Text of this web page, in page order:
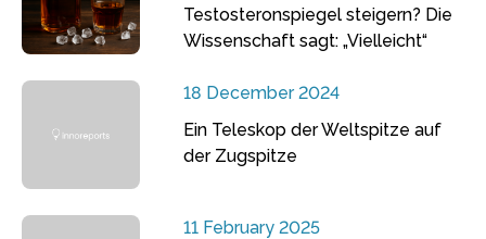
Testosteronspiegel steigern? Die
Wissenschaft sagt: „Vielleicht“
18 December 2024
Ein Teleskop der Weltspitze auf
der Zugspitze
11 February 2025